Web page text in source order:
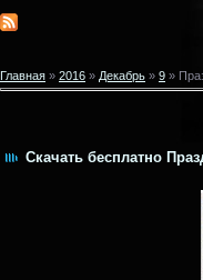
Главная » 2016 » Декабрь » 9 »
Скачать бесплатно